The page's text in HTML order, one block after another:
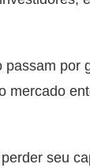
por
mercado
seu